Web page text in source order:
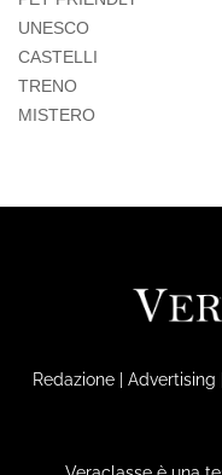
UNESCO
CASTELLI
TRENO
MISTERO
Redazione| Advertising